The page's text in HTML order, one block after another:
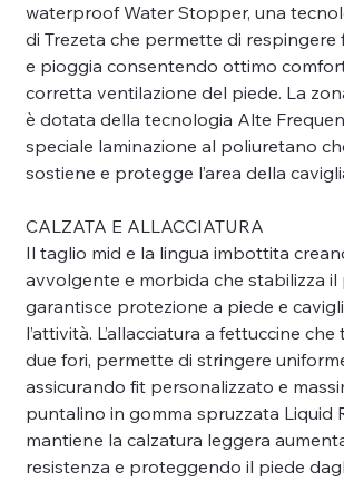
waterproof Water Stopper, una
di Trezeta che permette di respingere
e pioggia consentendo ottimo
corretta ventilazione del piede. La
è dotata della tecnologia Alte
speciale laminazione al poliuretano
sostiene e protegge l’area della
CALZATA E ALLACCIATURA
Il taglio mid e la lingua imbottita
avvolgente e morbida che stabilizza il
garantisce protezione a piede e
l’attività. L’allacciatura a fettuccine
due fori, permette di stringere
assicurando fit personalizzato e
puntalino in gomma spruzzata Liquid
mantiene la calzatura leggera
resistenza e proteggendo il piede